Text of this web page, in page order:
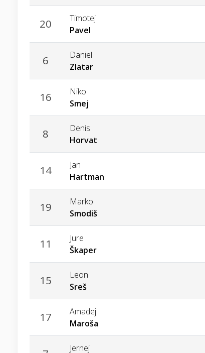
20
Timotej
Pavel
6
Daniel
Zlatar
16
Niko
Smej
8
Denis
Horvat
14
Jan
Hartman
19
Marko
Smodiš
11
Jure
Škaper
15
Leon
Sreš
17
Amadej
Maroša
Jernej